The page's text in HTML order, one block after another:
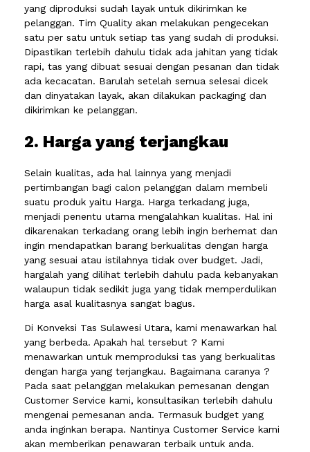
yang diproduksi sudah layak untuk dikirimkan ke
pelanggan. Tim Quality akan melakukan pengecekan
satu per satu untuk setiap tas yang sudah di produksi.
Dipastikan terlebih dahulu tidak ada jahitan yang tidak
rapi, tas yang dibuat sesuai dengan pesanan dan tidak
ada kecacatan. Barulah setelah semua selesai dicek
dan dinyatakan layak, akan dilakukan packaging dan
dikirimkan ke pelanggan.
2. Harga yang terjangkau
Selain kualitas, ada hal lainnya yang menjadi
pertimbangan bagi calon pelanggan dalam membeli
suatu produk yaitu Harga. Harga terkadang juga,
menjadi penentu utama mengalahkan kualitas. Hal ini
dikarenakan terkadang orang lebih ingin berhemat dan
ingin mendapatkan barang berkualitas dengan harga
yang sesuai atau istilahnya tidak over budget. Jadi,
hargalah yang dilihat terlebih dahulu pada kebanyakan
walaupun tidak sedikit juga yang tidak memperdulikan
harga asal kualitasnya sangat bagus.
Di Konveksi Tas Sulawesi Utara, kami menawarkan hal
yang berbeda. Apakah hal tersebut ? Kami
menawarkan untuk memproduksi tas yang berkualitas
dengan harga yang terjangkau. Bagaimana caranya ?
Pada saat pelanggan melakukan pemesanan dengan
Customer Service kami, konsultasikan terlebih dahulu
mengenai pemesanan anda. Termasuk budget yang
anda inginkan berapa. Nantinya Customer Service kami
akan memberikan penawaran terbaik untuk anda.